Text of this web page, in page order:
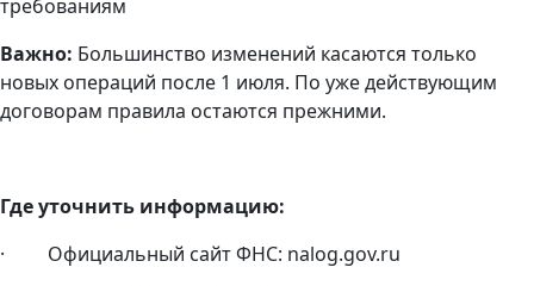
требованиям
Важно: Большинство изменений касаются только
новых операций после 1 июля. По уже действующим
договорам правила остаются прежними.
Где уточнить информацию:
· Официальный сайт ФНС: nalog.gov.ru